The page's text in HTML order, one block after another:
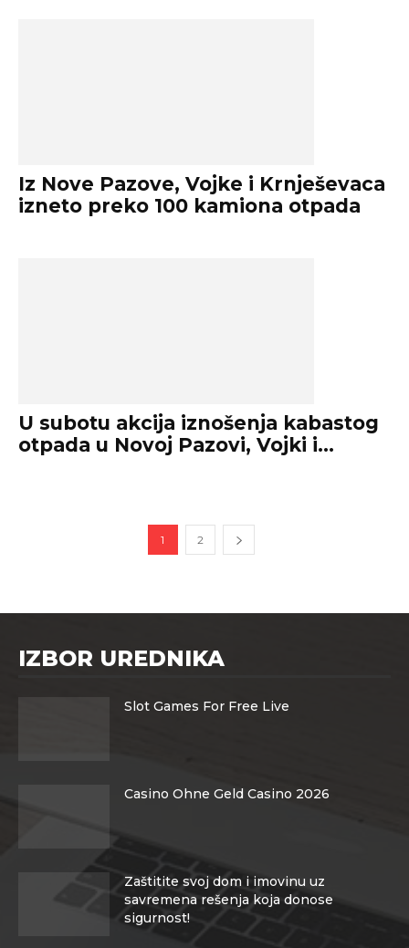
Iz Nove Pazove, Vojke i Krnješevaca
izneto preko 100 kamiona otpada
U subotu akcija iznošenja kabastog
otpada u Novoj Pazovi, Vojki i...
1 2
IZBOR UREDNIKA
Slot Games For Free Live
Casino Ohne Geld Casino 2026
Zaštitite svoj dom i imovinu uz
savremena rešenja koja donose
sigurnost!